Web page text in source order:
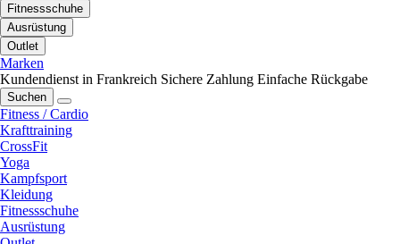
Fitnessschuhe
Ausrüstung
Outlet
Marken
Kundendienst in Frankreich Sichere Zahlung Einfache Rückgabe
Suchen
Fitness / Cardio
Krafttraining
CrossFit
Yoga
Kampfsport
Kleidung
Fitnessschuhe
Ausrüstung